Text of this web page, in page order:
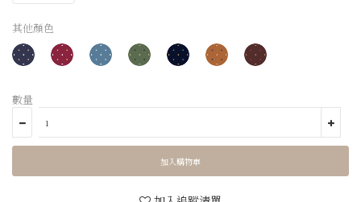
其他顏色
數量
加入購物車